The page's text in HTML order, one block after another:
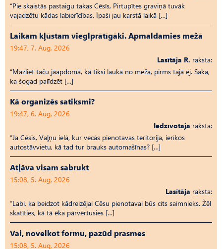
“Pie skaistās pastaigu takas Cēsīs, Pirtupītes graviņā tuvāk
vajadzētu kādas labierīcības. Īpaši jau karstā laikā […]
Laikam kļūstam vieglprātīgāki. Apmaldamies mežā
19:47, 7. Aug, 2026
Lasītāja R. raksta:
“Mazliet taču jāapdomā, kā tiksi laukā no meža, pirms tajā ej. Saka,
ka šogad palīdzēt […]
Kā organizēs satiksmi?
19:47, 6. Aug, 2026
Iedzīvotāja raksta:
“Ja Cēsīs, Vaļņu ielā, kur vecās pienotavas teritorija, ierīkos
autostāvvietu, kā tad tur brauks automašīnas? […]
Atļāva visam sabrukt
15:08, 5. Aug, 2026
Lasītāja raksta:
“Labi, ka beidzot kādreizējai Cēsu pienotavai būs cits saimnieks. Žēl
skatīties, kā tā ēka pārvērtusies […]
Vai, novelkot formu, pazūd prasmes
15:08, 5. Aug, 2026